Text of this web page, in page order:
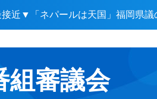
近▼「ネパールは天国」福岡県議
組審議会